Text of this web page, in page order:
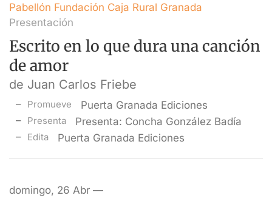
Pabellón Fundación Caja Rural Granada
Presentación
Escrito en lo que dura una canción
de amor
de Juan Carlos Friebe
Promueve Puerta Granada Ediciones
Presenta Presenta: Concha González Badía
Edita Puerta Granada Ediciones
domingo, 26 Abr —